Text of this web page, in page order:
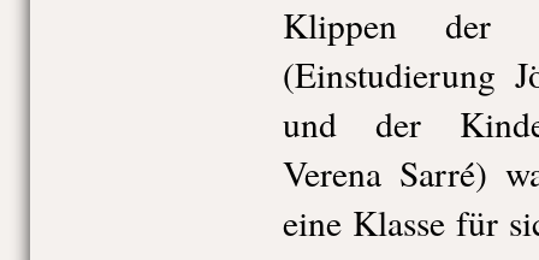
Klippen der
(Einstudierung
und der
Verena Sarré)
eine Klasse für